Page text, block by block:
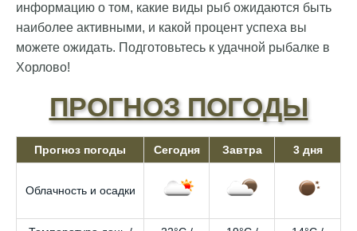
информацию о том, какие виды рыб ожидаются быть
наиболее активными, и какой процент успеха вы
можете ожидать. Подготовьтесь к удачной рыбалке в
Хорлово!
ПРОГНОЗ ПОГОДЫ
Прогноз погоды Сегодня Завтра 3 дня
Облачность и осадки